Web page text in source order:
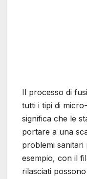
Il processo di
tutti i tipi di
significa che le
portare a una
problemi sanitari
esempio, con il
rilasciati